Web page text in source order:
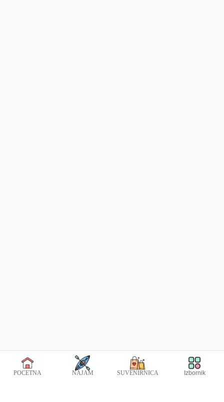
POČETNA NAJAM SUVENIRNICA Izbornik